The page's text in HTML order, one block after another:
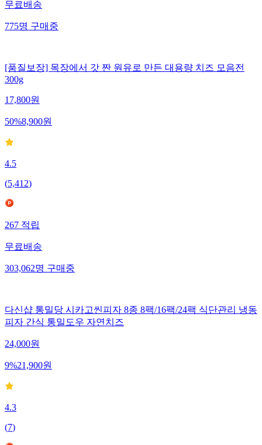
무료배송
775명 구매중
[품질보장] 목장에서 갓 짠 원유로 만든 대용량 치즈 모음전
300g
17,800원
50%8,900원
4.5
(5,412)
267적립
무료배송
303,062명구매중
다신샵 통밀당 시카고씬피자 8종 8팩/16팩/24팩 식단관리 냉동
피자 간식 통밀도우 자연치즈
24,000원
9%21,900원
4.3
(7)